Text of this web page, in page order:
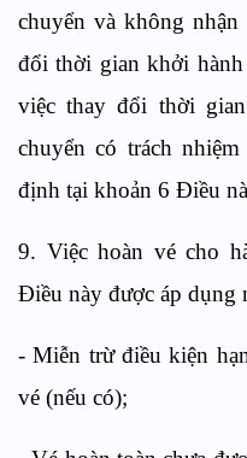
chuyển và không
đổi thời gian khởi
việc thay đổi thời
chuyển có trách
định tại khoản 6 Điều
9. Việc hoàn vé cho
Điều này được áp dụng
- Miễn trừ điều kiện
vé (nếu có);